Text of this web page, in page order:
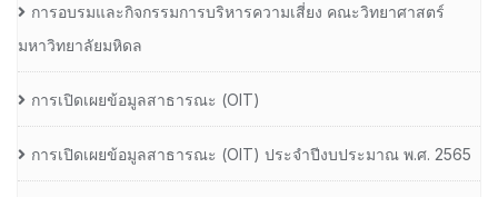
การอบรมและกิจกรรมการบริหารความเสี่ยง คณะวิทยาศาสตร์
มหาวิทยาลัยมหิดล
การเปิดเผยข้อมูลสาธารณะ (OIT)
การเปิดเผยข้อมูลสาธารณะ (OIT) ประจำปีงบประมาณ พ.ศ. 2565